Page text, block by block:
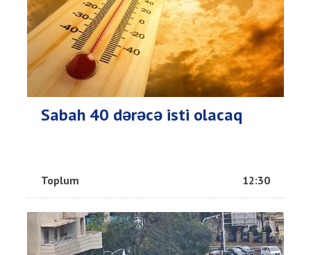
Sabah 40 dərəcə isti olacaq
Toplum 12:30